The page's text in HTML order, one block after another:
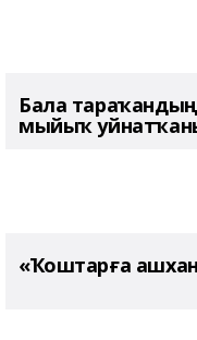
Бала тараҡандың
мыйыҡ
«Ҡоштарға